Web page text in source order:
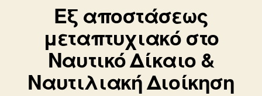
Εξ αποστάσεως
μεταπτυχιακό στο
Ναυτικό Δίκαιο &
Ναυτιλιακή Διοίκηση